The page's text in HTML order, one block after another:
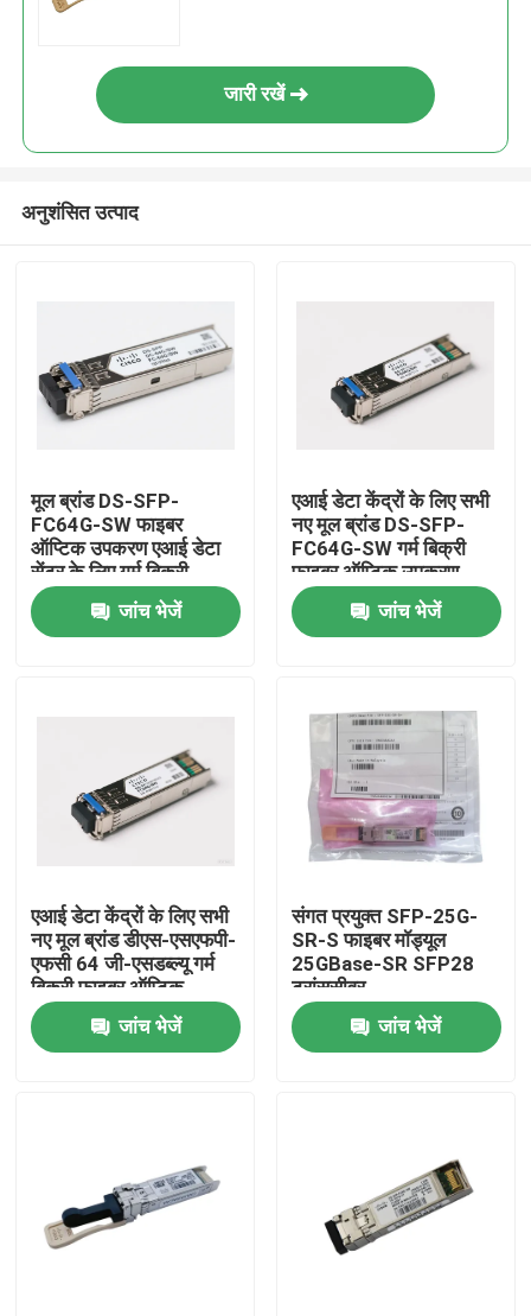
घर
हमारे बारे में
गुणवत्ता नियंत्रण
संपर्क करें
400G/800G ऑप्टिकल मॉड्यूल
जारी रखें
अनुशंसित उत्पाद
मूल ब्रांड DS-SFP-
FC64G-SW फाइबर
ऑप्टिक उपकरण एआई डेटा
सेंटर के लिए गर्म बिक्री
जांच भेजें
एआई डेटा केंद्रों के लिए सभी
नए मूल ब्रांड DS-SFP-
FC64G-SW गर्म बिक्री
फाइबर ऑप्टिक उपकरण
जांच भेजें
एआई डेटा केंद्रों के लिए सभी
नए मूल ब्रांड डीएस-एसएफपी-
एफसी 64 जी-एसडब्ल्यू गर्म
बिक्री फाइबर ऑप्टिक
उपकरण
जांच भेजें
संगत प्रयुक्त SFP-25G-
SR-S फाइबर मॉड्यूल
25GBase-SR SFP28
ट्रांससीवर
जांच भेजें